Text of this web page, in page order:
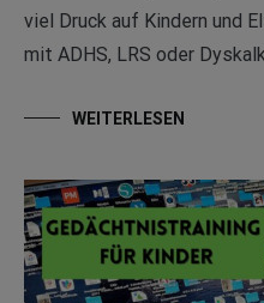
viel Druck auf Kindern und
mit ADHS, LRS oder
WEITERLESEN